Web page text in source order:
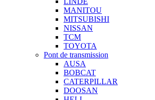
MANITOU
MITSUBISHI
NISSAN
TCM
TOYOTA
Pont de transmission
AUSA
BOBCAT
CATERPILLAR
DOOSAN